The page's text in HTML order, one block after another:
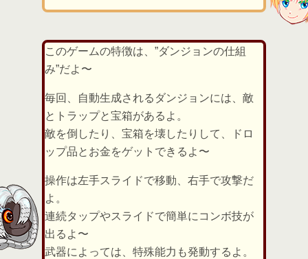
このゲームの特徴は、”ダンジョンの仕組
み”だよ〜
毎回、自動生成されるダンジョンには、敵
とトラップと宝箱があるよ。
敵を倒したり、宝箱を壊したりして、ドロ
ップ品とお金をゲットできるよ〜
操作は左手スライドで移動、右手で攻撃だ
よ。
連続タップやスライドで簡単にコンボ技が
出るよ〜
武器によっては、特殊能力も発動するよ。